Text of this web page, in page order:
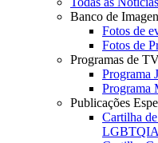
Banco de
Fotos de
Fotos de
Programas de
Programa
Programa
Publicações
Cartilha